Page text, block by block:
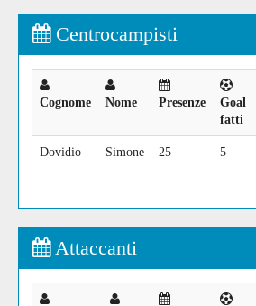
Centrocampisti
Cognome Nome Presenze
Goal
fatti
Dovidio Simone 25 5
Attaccanti